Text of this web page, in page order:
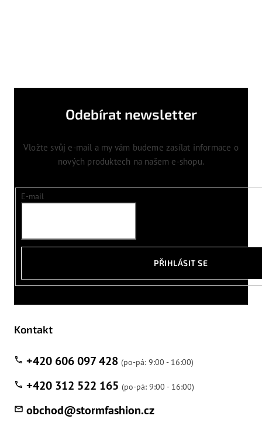
Odebírat newsletter
Vložte svůj e-mail a my vám budeme zasílat informace o
nových produktech na našem e-shopu.
E-mail
PŘIHLÁSIT SE
Kontakt
obchod@stormfashion.cz
+420 606 097 428
+420 312 522 165